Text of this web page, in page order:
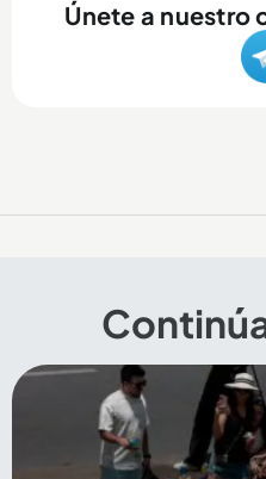
Únete a nuestro